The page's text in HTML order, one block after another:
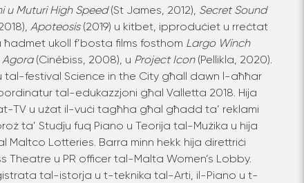
u Muturi High Speed(St James, 2012), Secret Sound
Apoteosis(2019) u kitbet, ipproduċiet u rreċtat
ħadmet ukoll f’bosta films fosthom Largo Winch
Agora(Cinébiss, 2008), u Project Icon(Pellikla, 2020).
tal-festival Science in the City għall dawn l-aħħar
tal-edukazzjoni għal Valletta 2018. Hija
TV u użat il-vuċi tagħha għal għadd ta’ reklami
ta’ Studju fuq Piano u Teorija tal-Mużika u hija
Maltco Lotteries. Barra minn hekk hija direttriċi
Theatre u PR officer tal-Malta Women’s Lobby.
tal-istorja u t-teknika tal-Arti, il-Piano u t-